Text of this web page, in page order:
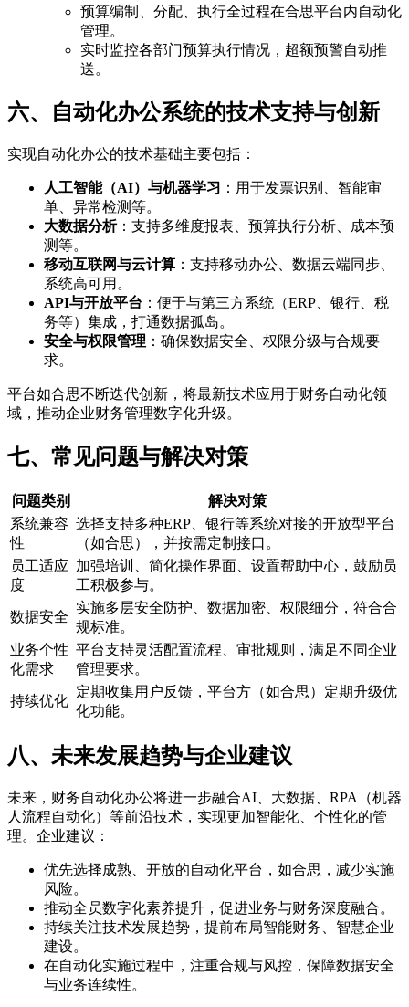
预算编制、分配、执行全过程在合思平台内自动化
管理。
实时监控各部门预算执行情况，超额预警自动推
送。
六、自动化办公系统的技术支持与创新
实现自动化办公的技术基础主要包括：
人工智能（AI）与机器学习 ：用于发票识别、智能审
单、异常检测等。
大数据分析：支持多维度报表、预算执行分析、成本预
测等。
移动互联网与云计算 ：支持移动办公、数据云端同步、
系统高可用。
API与开放平台 ：便于与第三方系统（ERP、银行、税
务等）集成，打通数据孤岛。
安全与权限管理 ：确保数据安全、权限分级与合规要
求。
平台如合思不断迭代创新，将最新技术应用于财务自动化领
域，推动企业财务管理数字化升级。
七、常见问题与解决对策
问题类别
解决对策
系统兼容
性
选择支持多种ERP、银行等系统对接的开放型平台
（如合思），并按需定制接口。
员工适应
度
加强培训、简化操作界面、设置帮助中心，鼓励员
工积极参与。
数据安全
实施多层安全防护、数据加密、权限细分，符合合
规标准。
业务个性
化需求
平台支持灵活配置流程、审批规则，满足不同企业
管理要求。
持续优化
定期收集用户反馈，平台方（如合思）定期升级优
化功能。
八、未来发展趋势与企业建议
未来，财务自动化办公将进一步融合AI、大数据、RPA（机器
人流程自动化）等前沿技术，实现更加智能化、个性化的管
理。企业建议：
优先选择成熟、开放的自动化平台，如合思，减少实施
风险。
推动全员数字化素养提升，促进业务与财务深度融合。
持续关注技术发展趋势，提前布局智能财务、智慧企业
建设。
在自动化实施过程中，注重合规与风控，保障数据安全
与业务连续性。